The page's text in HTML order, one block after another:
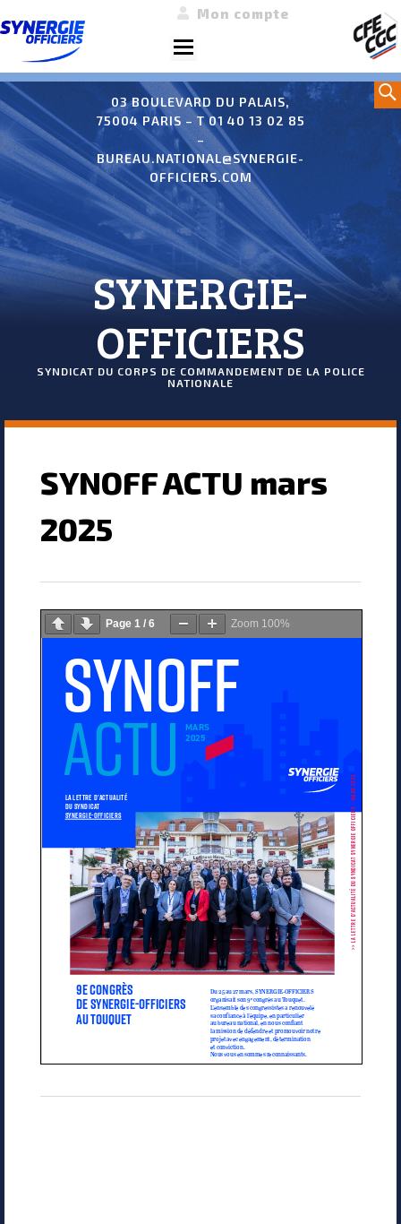
Aller
au
contenu
Menu
Mon compte
03 BOULEVARD DU PALAIS,
75004 PARIS – T 01 40 13 02 85
–
BUREAU.NATIONAL@SYNERGIE-
OFFICIERS.COM
SYNERGIE-
OFFICIERS
SYNDICAT DU CORPS DE COMMANDEMENT DE LA POLICE
NATIONALE
SYNOFF ACTU mars
2025
Page 1 / 6 Zoom 100%